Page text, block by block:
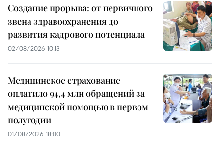
Создание прорыва: от первичного
звена здравоохранения до
развития кадрового потенциала
02/08/2026 10:13
Медицинское страхование
оплатило 94,4 млн обращений за
медицинской помощью в первом
полугодии
01/08/2026 18:00